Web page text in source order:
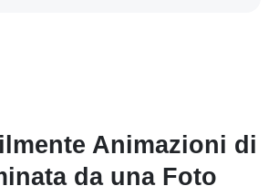
Animazioni di
da una Foto